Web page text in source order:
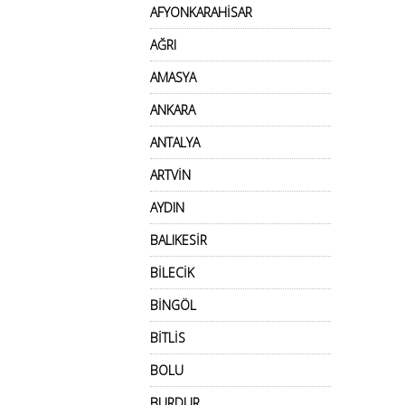
AFYONKARAHİSAR
AĞRI
AMASYA
ANKARA
ANTALYA
ARTVİN
AYDIN
BALIKESİR
BİLECİK
BİNGÖL
BİTLİS
BOLU